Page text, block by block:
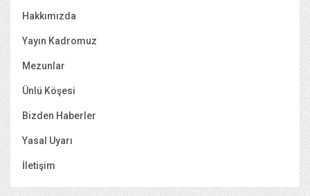
Hakkımızda
Yayın Kadromuz
Mezunlar
Ünlü Köşesi
Bizden Haberler
Yasal Uyarı
İletişim